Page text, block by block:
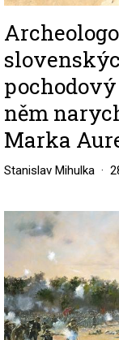
něm
Marka
Stanislav Mihulka
Image